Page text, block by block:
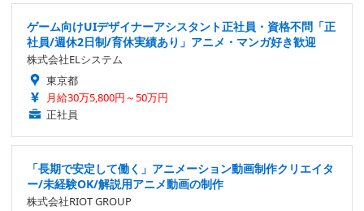
ゲーム向けUIデザイナーアシスタント正社員・資格不問「正
社員/週休2日制/育休実績あり」アニメ・マンガ好き歓迎
株式会社ELシステム
東京都
月給30万5,800円～50万円
正社員
「長期で安定して働く」アニメーション動画制作クリエイタ
ー/未経験OK/解説用アニメ動画の制作
株式会社RIOT GROUP